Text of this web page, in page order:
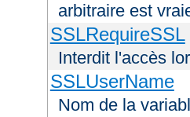
arbitraire est
SSLRequireSSL
Interdit l'accès
SSLUserName
Nom de la